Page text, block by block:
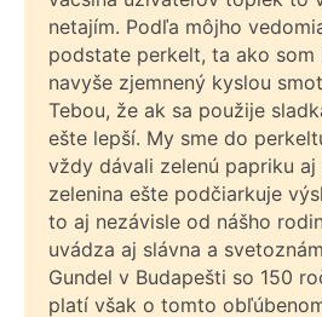
netajím. Podľa môjho
podstate perkelt, ta ako som
navyše zjemnený kyslou
Tebou, že ak sa použije
ešte lepší. My sme do
vždy dávali zelenú papriku
zelenina ešte podčiarkuje
to aj nezávisle od nášho
uvádza aj slávna a
Gundel v Budapešti so 150
platí však o tomto